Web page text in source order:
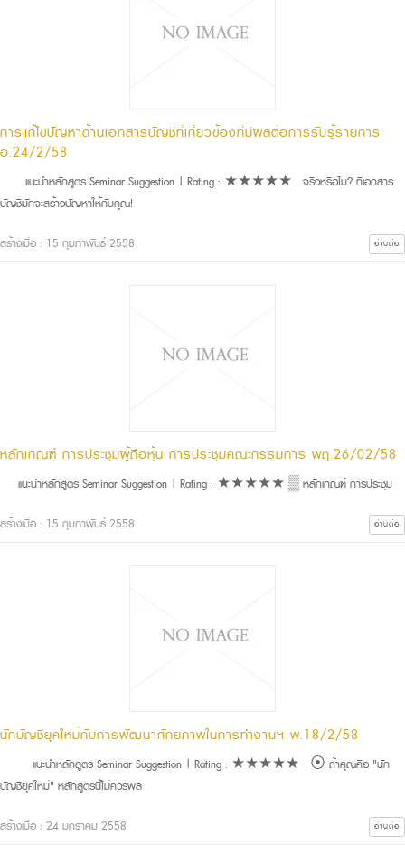
การแก้ไขปัญหาด้านเอกสารบัญชีที่เกี่ยวข้องที่มีผลต่อการรับรู้รายการ
อ.24/2/58
แนะนำหลักสูตร Seminar Suggestion | Rating : ★★★★★ จริงหรือไม่? ที่เอกสาร
บัญชีมักจะสร้างปัญหาให้กับคุณ!
สร้างเมื่อ : 15 กุมภาพันธ์ 2558 อ่านต่อ
หลักเกณฑ์ การประชุมผู้ถือหุ้น การประชุมคณะกรรมการ พฤ.26/02/58
แนะนำหลักสูตร Seminar Suggestion | Rating : ★★★★★ ▒ หลักเกณฑ์ การประชุม
สร้างเมื่อ : 15 กุมภาพันธ์ 2558 อ่านต่อ
นักบัญชียุคใหม่กับการพัฒนาศักยภาพในการทำงานฯ พ.18/2/58
แนะนำหลักสูตร Seminar Suggestion | Rating : ★★★★★ ⦿ ถ้าคุณคือ "นัก
บัญชียุคใหม่" หลักสูตรนี้ไม่ควรพล
สร้างเมื่อ : 24 มกราคม 2558 อ่านต่อ